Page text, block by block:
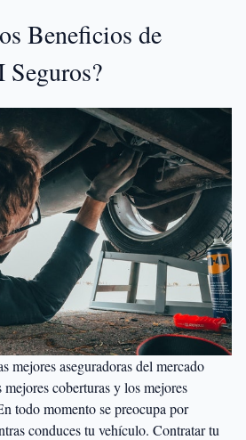
Beneficios de
mejores aseguradoras del mercado
coberturas y los mejores
todo momento se preocupa por
conduces tu vehículo. Contratar tu